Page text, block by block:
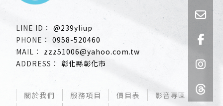
@239yliup
0958-520460
zzz51006@yahoo.com.tw
彰化縣彰化市
關於我們 服務項目 價目表
影音專區